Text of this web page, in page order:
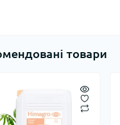
товари